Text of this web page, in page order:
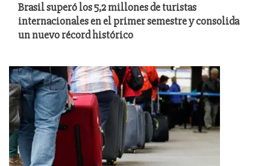
Brasil superó los 5,2 millones de turistas
internacionales en el primer semestre y consolida
un nuevo récord histórico